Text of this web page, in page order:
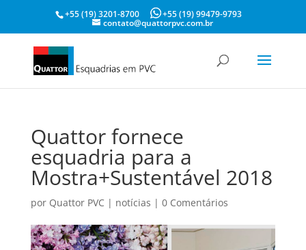
+55 (19) 3201-8700 +55 (19) 99479-9793
contato@quattorpvc.com.br
Quattor fornece
esquadria para a
Mostra+Sustentável 2018
por Quattor PVC | notícias | 0 Comentários